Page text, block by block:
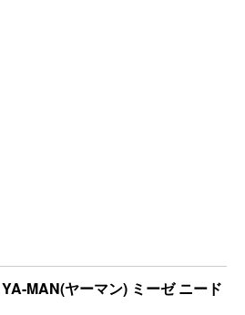
MAN(ヤーマン) ミーゼ ニード